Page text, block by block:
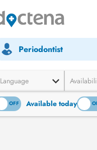
Periodontist
Language
OFF Available today
ON